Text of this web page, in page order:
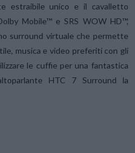
estraibile unico e il cavalletto
Mobile™ e SRS WOW HD™,
surround virtuale che permette
musica e video preferiti con gli
le cuffie per una fantastica
HTC 7 Surround la